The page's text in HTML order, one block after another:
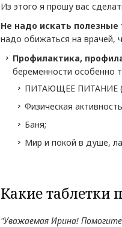
Из этого я прошу вас
Не надо искать полезные
надо обижаться на врачей,
Профилактика,
беременности особенно
ПИТАЮЩЕЕ ПИТАНИЕ
Физическая
Баня;
Мир и покой в душе,
Какие таблетки
"Уважаемая Ирина!